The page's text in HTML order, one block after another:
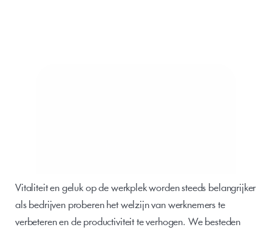
Vitaliteit en geluk op de werkplek worden steeds belangrijker
als bedrijven proberen het welzijn van werknemers te
verbeteren en de productiviteit te verhogen. We besteden